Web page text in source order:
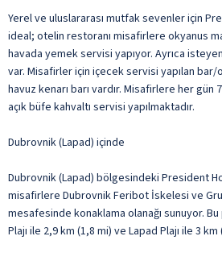
Yerel ve uluslararası mutfak sevenler için
ideal; otelin restoranı misafirlere okyanus
havada yemek servisi yapıyor. Ayrıca
var. Misafirler için içecek servisi yapılan
havuz kenarı barı vardır. Misafirlere her gün
açık büfe kahvaltı servisi yapılmaktadır.
Dubrovnik (Lapad) içinde
Dubrovnik (Lapad) bölgesindeki President
misafirlere Dubrovnik Feribot İskelesi ve
mesafesinde konaklama olanağı sunuyor.
Plajı ile 2,9 km (1,8 mi) ve Lapad Plajı ile 3